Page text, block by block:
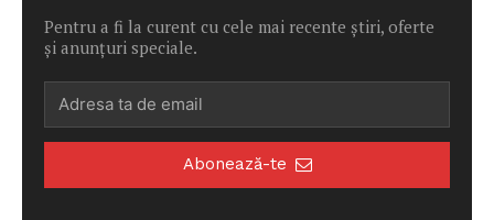
Pentru a fi la curent cu cele mai recente știri, oferte
și anunțuri speciale.
Abonează-te